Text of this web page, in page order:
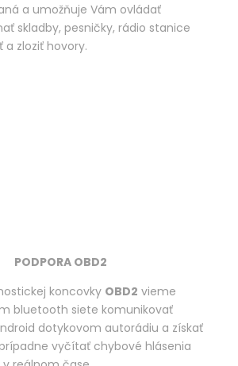
a umožňuje Vám ovládať
skladby, pesničky, rádio stanice
zloziť hovory.
PODPORA OBD2
koncovky OBD2 vieme
bluetooth siete komunikovať
dotykovom autorádiu a získať
vyčítať chybové hlásenia